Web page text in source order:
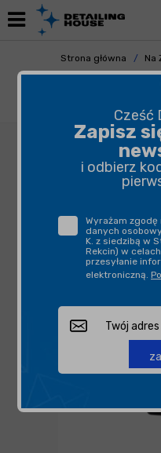
Strona główna Na
Cześć
Zapisz
i odbierz
Wyrażam
danych
K. z siedzibą w
Rekcin) w
przesyłanie
elektroniczną.